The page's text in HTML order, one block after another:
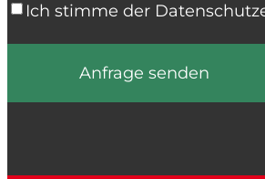
Ich stimme der